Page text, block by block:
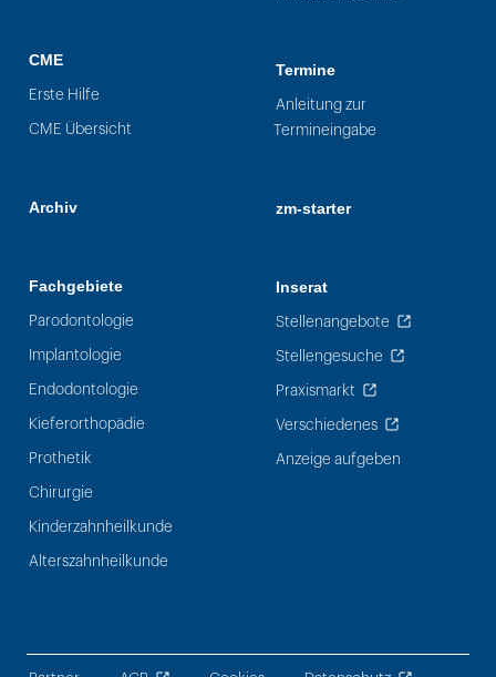
CME
Erste Hilfe
CME Übersicht
Archiv
Fachgebiete
Parodontologie
Implantologie
Endodontologie
Kieferorthopädie
Prothetik
Chirurgie
Kinderzahnheilkunde
Alterszahnheilkunde
Termine
Anleitung zur
Termineingabe
zm-starter
Inserat
Stellenangebote
Stellengesuche
Praxismarkt
Verschiedenes
Anzeige aufgeben